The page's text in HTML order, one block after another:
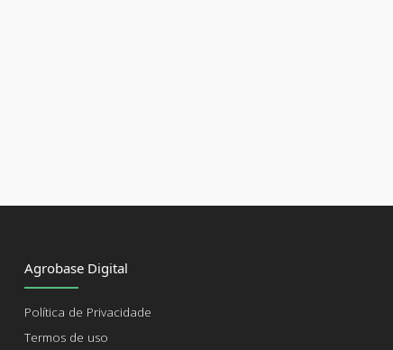
Agrobase Digital
Política de Privacidade
Termos de uso